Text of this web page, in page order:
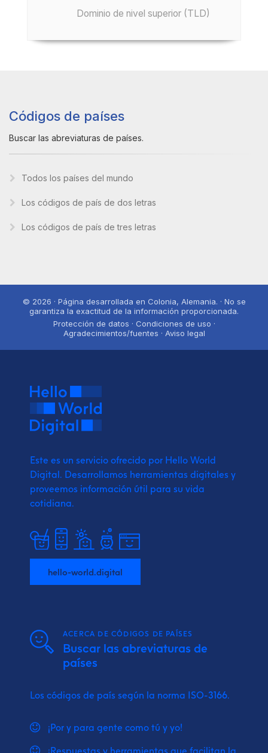
Dominio de nivel superior (TLD)
Códigos de países
Buscar las abreviaturas de países.
Todos los países del mundo
Los códigos de país de dos letras
Los códigos de país de tres letras
© 2026 · Página desarrollada en Colonia, Alemania. · No se
garantiza la exactitud de la información proporcionada.
Protección de datos · Condiciones de uso ·
Agradecimientos/fuentes · Aviso legal
Este es un servicio ofrecido por Hello World
Digital. Desarrollamos herramientas digitales y
proveemos información útil para su vida
cotidiana.
hello-world.digital
ACERCA DE CÓDIGOS DE PAÍSES
Buscar las abreviaturas de
países
Los códigos de país según la norma ISO-3166.
¡Por y para gente como tú y yo!
¡Respuestas y herramientas que facilitan la